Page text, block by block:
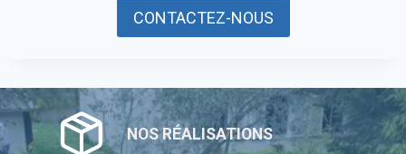
CONTACTEZ-NOUS
NOS RÉALISATIONS